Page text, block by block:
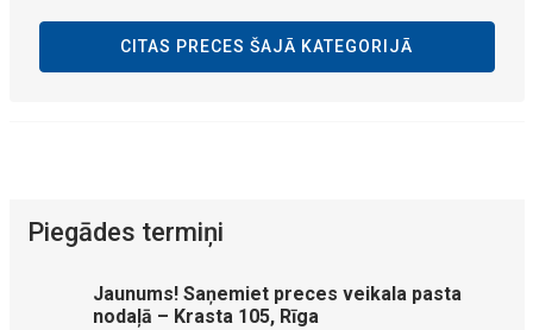
CITAS PRECES ŠAJĀ KATEGORIJĀ
Piegādes termiņi
Jaunums! Saņemiet preces veikala pasta
nodaļā – Krasta 105, Rīga